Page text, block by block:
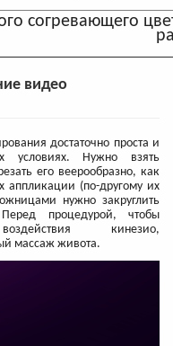
согревающего
видео
достаточно проста и
условиях. Нужно взять
его веерообразно, как
аппликации (по-другому их
нужно закруглить
процедурой, чтобы
кинезио,
массаж живота.